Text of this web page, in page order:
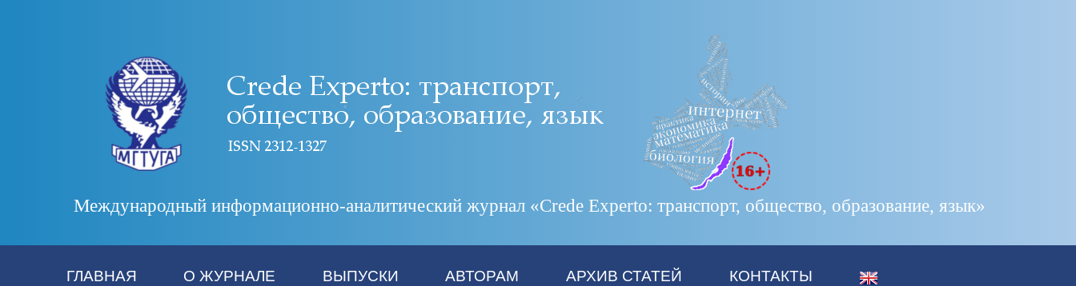
Международный информационно-аналитический журнал «Crede Experto: транспорт, общество, образование, язык»
ГЛАВНАЯ О ЖУРНАЛЕ ВЫПУСКИ АВТОРАМ АРХИВ СТАТЕЙ КОНТАКТЫ